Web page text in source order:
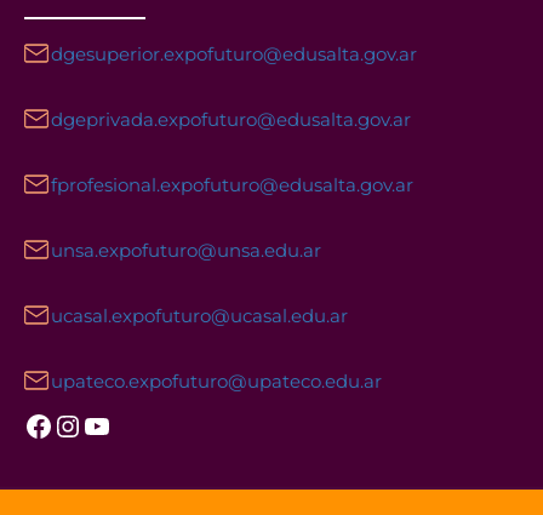
dgesuperior.expofuturo@edusalta.gov.ar
dgeprivada.expofuturo@edusalta.gov.ar
fprofesional.expofuturo@edusalta.gov.ar
unsa.expofuturo@unsa.edu.ar
ucasal.expofuturo@ucasal.edu.ar
upateco.expofuturo@upateco.edu.ar
Facebook InstagramYouTube